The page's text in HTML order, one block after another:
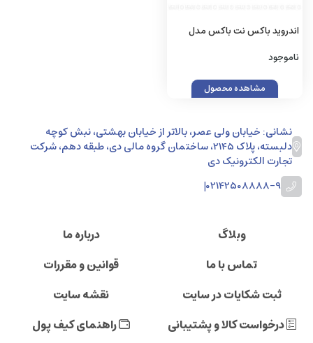
اندروید باکس نت باکس مدل
ناموجود
مشاهده محصول
نشانی: خیابان ولی عصر، بالاتر از خیابان بهشتی، نبش کوچه
دلبسته، پلاک 2145، ساختمان گروه مالی دی، طبقه دهم، شرکت
تجارت الکترونیک دی
02142508888-9
|
وبلاگ
درباره ما
تماس با ما
قوانین و مقررات
ثبت شکایات در سایت
نقشه سایت
درخواست کالا و پشتیبانی
راهنمای کیف پول